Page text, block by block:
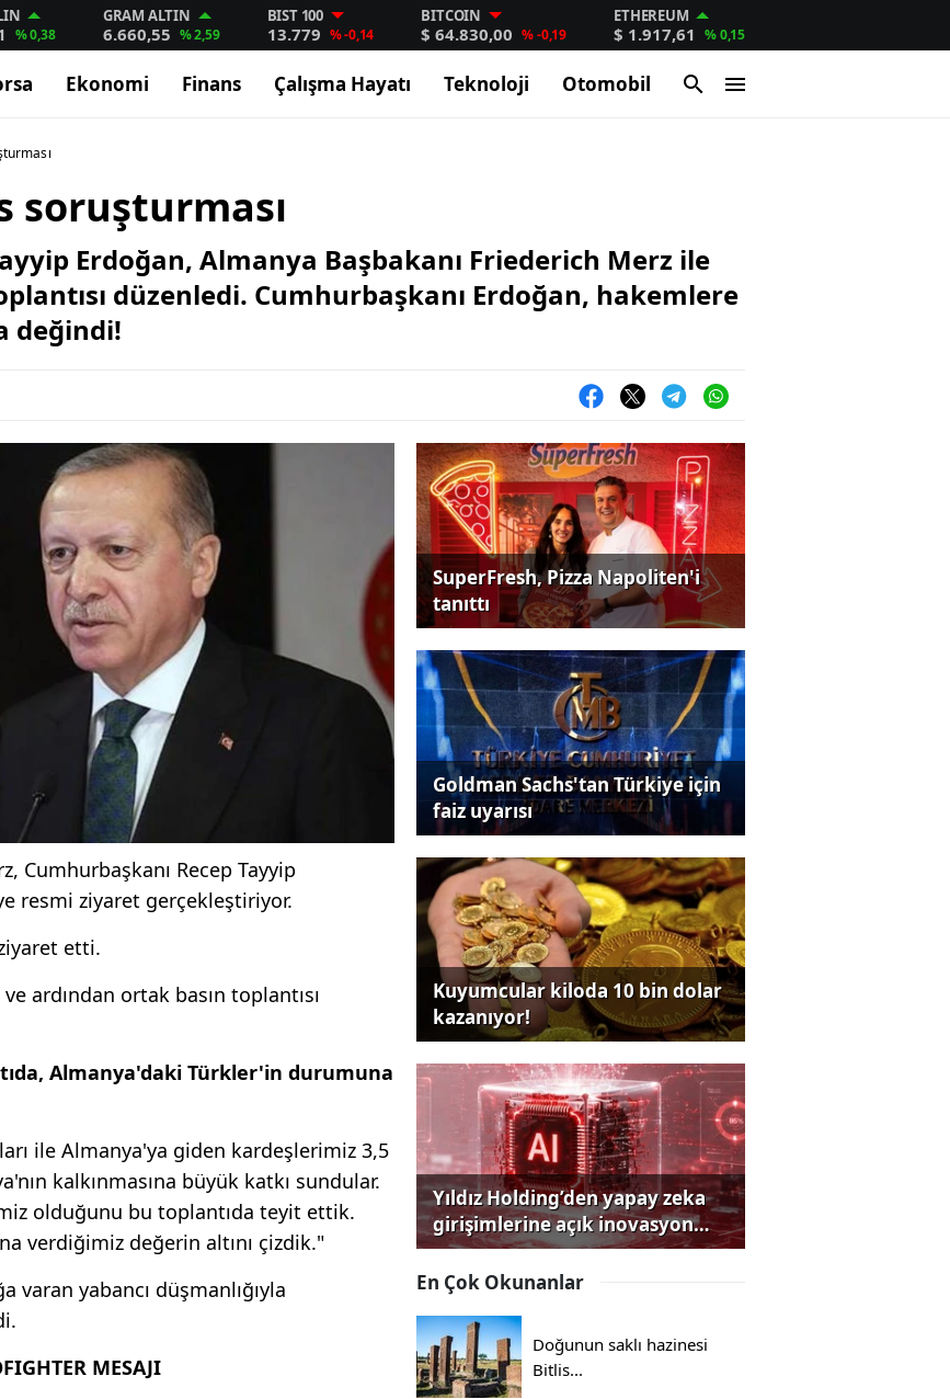
% 0,38
GRAM ALTIN
6.660,55 % 2,59
BIST 100
13.779 % -0,14
BITCOIN
$ 64.830,00 % -0,19
ETHEREUM
$ 1.917,61 % 0,15
Ekonomi Finans Çalışma Hayatı Teknoloji Otomobil
soruşturması
Erdoğan, Almanya Başbakanı Friederich Merz ile
düzenledi. Cumhurbaşkanı Erdoğan, hakemlere
değindi!
Cumhurbaşkanı Recep Tayyip
resmi ziyaret gerçekleştiriyor.
etti.
ardından ortak basın toplantısı
Almanya'daki Türkler'in durumuna
ile Almanya'ya giden kardeşlerimiz 3,5
kalkınmasına büyük katkı sundular.
olduğunu bu toplantıda teyit ettik.
verdiğimiz değerin altını çizdik."
varan yabancı düşmanlığıyla
MESAJI
SuperFresh, Pizza Napoliten'i
tanıttı
Goldman Sachs'tan Türkiye için
faiz uyarısı
Kuyumcular kiloda 10 bin dolar
kazanıyor!
Yıldız Holding’den yapay zeka
girişimlerine açık inovasyon
çağrısı
En Çok Okunanlar
Doğunun saklı hazinesi
Bitlis...